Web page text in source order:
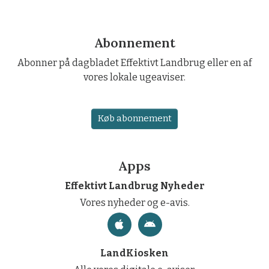
Abonnement
Abonner på dagbladet Effektivt Landbrug eller en af
vores lokale ugeaviser.
Køb abonnement
Apps
Effektivt Landbrug Nyheder
Vores nyheder og e-avis.
LandKiosken